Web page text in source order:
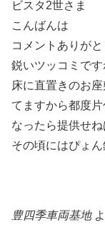
ビスタ2世さま
こんばんは
コメントありが
鋭いツッコミで
床に直置きのお
てますから都度
なったら提供せ
その頃にはぴょ
豊四季車両基地